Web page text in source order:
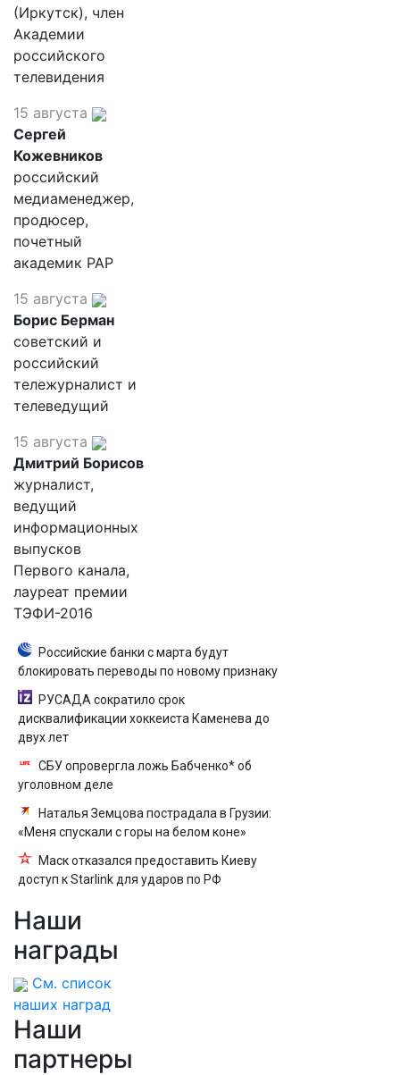
(Иркутск), член
Академии
российского
телевидения
15 августа
Сергей
Кожевников
российский
медиаменеджер,
продюсер,
почетный
академик РАР
15 августа
Борис Берман
советский и
российский
тележурналист и
телеведущий
15 августа
Дмитрий Борисов
журналист,
ведущий
информационных
выпусков
Первого канала,
лауреат премии
ТЭФИ-2016
Российские банки с марта будут
блокировать переводы по новому признаку
РУСАДА сократило срок
дисквалификации хоккеиста Каменева до
двух лет
СБУ опровергла ложь Бабченко* об
уголовном деле
Наталья Земцова пострадала в Грузии:
«Меня спускали с горы на белом коне»
Маск отказался предоставить Киеву
доступ к Starlink для ударов по РФ
Наши
награды
См. список
наших наград
Наши
партнеры